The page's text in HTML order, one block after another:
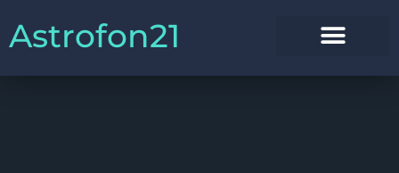
Astrofon21